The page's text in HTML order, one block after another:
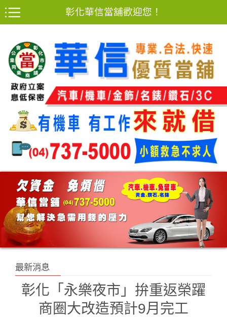
彰化華信當舖歡迎您！
最新消息
彰化「永樂夜市」拚重返榮躍
商圈大改造預計9月完工